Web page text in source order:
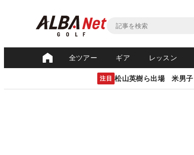
全ツアー ギア レッスン
注目 松山英樹ら出場 米男子